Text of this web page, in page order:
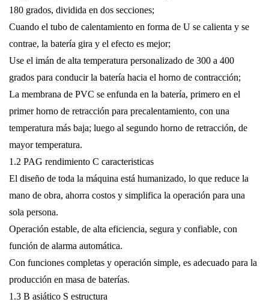
180 grados, dividida en dos secciones;
Cuando el tubo de calentamiento en forma de U se calienta y se
contrae, la batería gira y el efecto es mejor;
Use el imán de alta temperatura personalizado de 300 a 400
grados para conducir la batería hacia el horno de contracción;
La membrana de PVC se enfunda en la batería, primero en el
primer horno de retracción para precalentamiento, con una
temperatura más baja; luego al segundo horno de retracción, de
mayor temperatura.
1.2 PAG rendimiento C caracteristicas
El diseño de toda la máquina está humanizado, lo que reduce la
mano de obra, ahorra costos y simplifica la operación para una
sola persona.
Operación estable, de alta eficiencia, segura y confiable, con
función de alarma automática.
Con funciones completas y operación simple, es adecuado para la
producción en masa de baterías.
1.3 B asiático S estructura